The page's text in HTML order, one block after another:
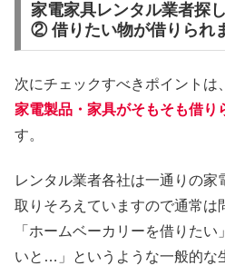
家電家具レンタル業者探
② 借りたい物が借りられ
次にチェックすべきポイントは、
家電製品・家具がそもそも借り
す。
レンタル業者各社は一通りの
取りそろえていますので通常は
「ホームベーカリーを借りた
いと…」というような一般的な